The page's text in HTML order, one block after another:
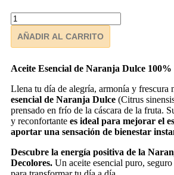
AÑADIR AL CARRITO
Aceite Esencial de Naranja Dulce
Llena tu día de alegría, armonía y frescura
esencial de Naranja Dulce (Citrus
prensado en frío de la cáscara de la fruta.
y reconfortante es ideal para mejorar el
aportar una sensación de bienestar
Descubre la energía positiva de la
Decolores. Un aceite esencial puro,